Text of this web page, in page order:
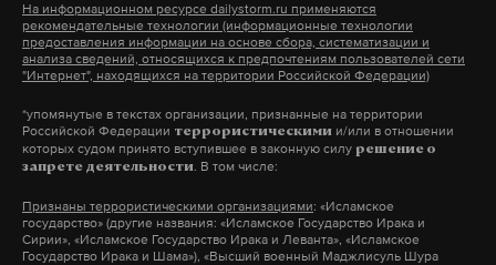
#атака бпла #дети #александр лукашенко
ударов по мирным объектам: 14 июня 2026 года
БПЛА атаковали многоэтажный жилой дом в
массированному удару подверглись жилые дома
в Туле — трое погибших, еще трое ранены, включая
годовалого ребенка. Лантратова отметила, что это
целенаправленные удары именно по
гражданской инфраструктуре, а не случайные
На информационном ресурсе dailystorm.ru применяются
рекомендательные технологии (информационные технологии
предоставления информации на основе сбора, систематизации и
анализа сведений, относящихся к предпочтениям пользователей сети
"Интернет", находящихся на территории Российской Федерации)
*упомянутые в текстах организации, признанные на территории
Российской Федерации террористическими и/или в отношении
которых судом принято вступившее в законную силу решение о
запрете деятельности. В том числе:
Признаны террористическими организациями: «Исламское
государство» (другие названия: «Исламское Государство Ирака и
Сирии», «Исламское Государство Ирака и Леванта», «Исламское
Государство Ирака и Шама»), «Высший военный Маджлисуль Шура